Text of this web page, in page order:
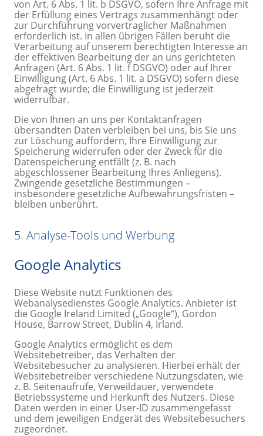
von Art. 6 Abs. 1 lit. b DSGVO, sofern Ihre Anfrage mit
der Erfüllung eines Vertrags zusammenhängt oder
zur Durchführung vorvertraglicher Maßnahmen
erforderlich ist. In allen übrigen Fällen beruht die
Verarbeitung auf unserem berechtigten Interesse an
der effektiven Bearbeitung der an uns gerichteten
Anfragen (Art. 6 Abs. 1 lit. f DSGVO) oder auf Ihrer
Einwilligung (Art. 6 Abs. 1 lit. a DSGVO) sofern diese
abgefragt wurde; die Einwilligung ist jederzeit
widerrufbar.
Die von Ihnen an uns per Kontaktanfragen
übersandten Daten verbleiben bei uns, bis Sie uns
zur Löschung auffordern, Ihre Einwilligung zur
Speicherung widerrufen oder der Zweck für die
Datenspeicherung entfällt (z. B. nach
abgeschlossener Bearbeitung Ihres Anliegens).
Zwingende gesetzliche Bestimmungen –
insbesondere gesetzliche Aufbewahrungsfristen –
bleiben unberührt.
5. Analyse-Tools und Werbung
Google Analytics
Diese Website nutzt Funktionen des
Webanalysedienstes Google Analytics. Anbieter ist
die Google Ireland Limited („Google“), Gordon
House, Barrow Street, Dublin 4, Irland.
Google Analytics ermöglicht es dem
Websitebetreiber, das Verhalten der
Websitebesucher zu analysieren. Hierbei erhält der
Websitebetreiber verschiedene Nutzungsdaten, wie
z. B. Seitenaufrufe, Verweildauer, verwendete
Betriebssysteme und Herkunft des Nutzers. Diese
Daten werden in einer User-ID zusammengefasst
und dem jeweiligen Endgerät des Websitebesuchers
zugeordnet.